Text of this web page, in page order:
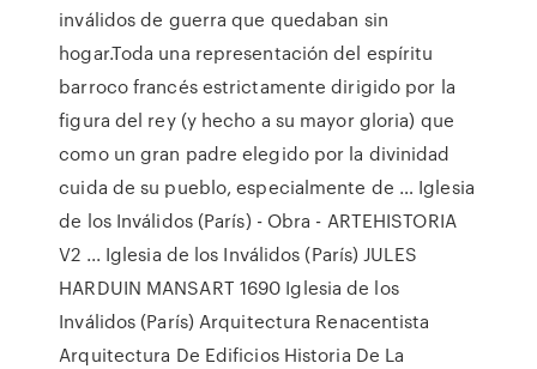
inválidos de guerra que quedaban sin
hogar.Toda una representación del espíritu
barroco francés estrictamente dirigido por la
figura del rey (y hecho a su mayor gloria) que
como un gran padre elegido por la divinidad
cuida de su pueblo, especialmente de … Iglesia
de los Inválidos (París) - Obra - ARTEHISTORIA
V2 ... Iglesia de los Inválidos (París) JULES
HARDUIN MANSART 1690 Iglesia de los
Inválidos (París) Arquitectura Renacentista
Arquitectura De Edificios Historia De La